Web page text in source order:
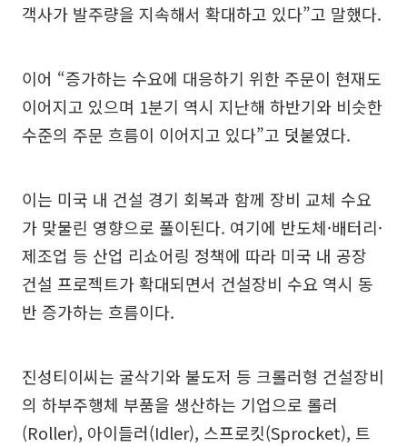
객사가 발주량을 지속해서 확대하고 있다”고 말했다.
이어 “증가하는 수요에 대응하기 위한 주문이 현재도
이어지고 있으며 1분기 역시 지난해 하반기와 비슷한
수준의 주문 흐름이 이어지고 있다”고 덧붙였다.
이는 미국 내 건설 경기 회복과 함께 장비 교체 수요
가 맞물린 영향으로 풀이된다. 여기에 반도체·배터리·
제조업 등 산업 리쇼어링 정책에 따라 미국 내 공장
건설 프로젝트가 확대되면서 건설장비 수요 역시 동
반 증가하는 흐름이다.
진성티이씨는 굴삭기와 불도저 등 크롤러형 건설장비
의 하부주행체 부품을 생산하는 기업으로 롤러
(Roller), 아이들러(Idler), 스프로킷(Sprocket), 트